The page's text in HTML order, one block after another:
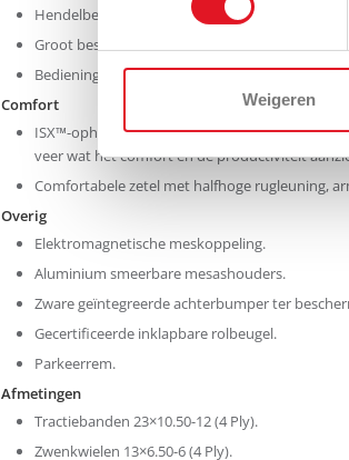
Weigeren
Hendelbesturing – draaistraal = 0 cm.
Groot bestuurdersplatform met ergonomisch
Bedieningspaneel met brandstofmeter en
Comfort
ISX™-ophanging met onafhankelijke
veer wat het comfort en de productiviteit
Comfortabele zetel met halfhoge rugleuning,
Overig
Elektromagnetische meskoppeling.
Aluminium smeerbare mesashouders.
Zware geïntegreerde achterbumper ter
Gecertificeerde inklapbare rolbeugel.
Parkeerrem.
Afmetingen
Tractiebanden 23×10.50-12 (4 Ply).
Zwenkwielen 13×6.50-6 (4 Ply).